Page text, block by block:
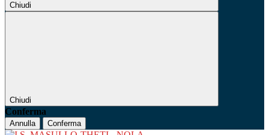
Chiudi
Chiudi
Conferma
Annulla Conferma